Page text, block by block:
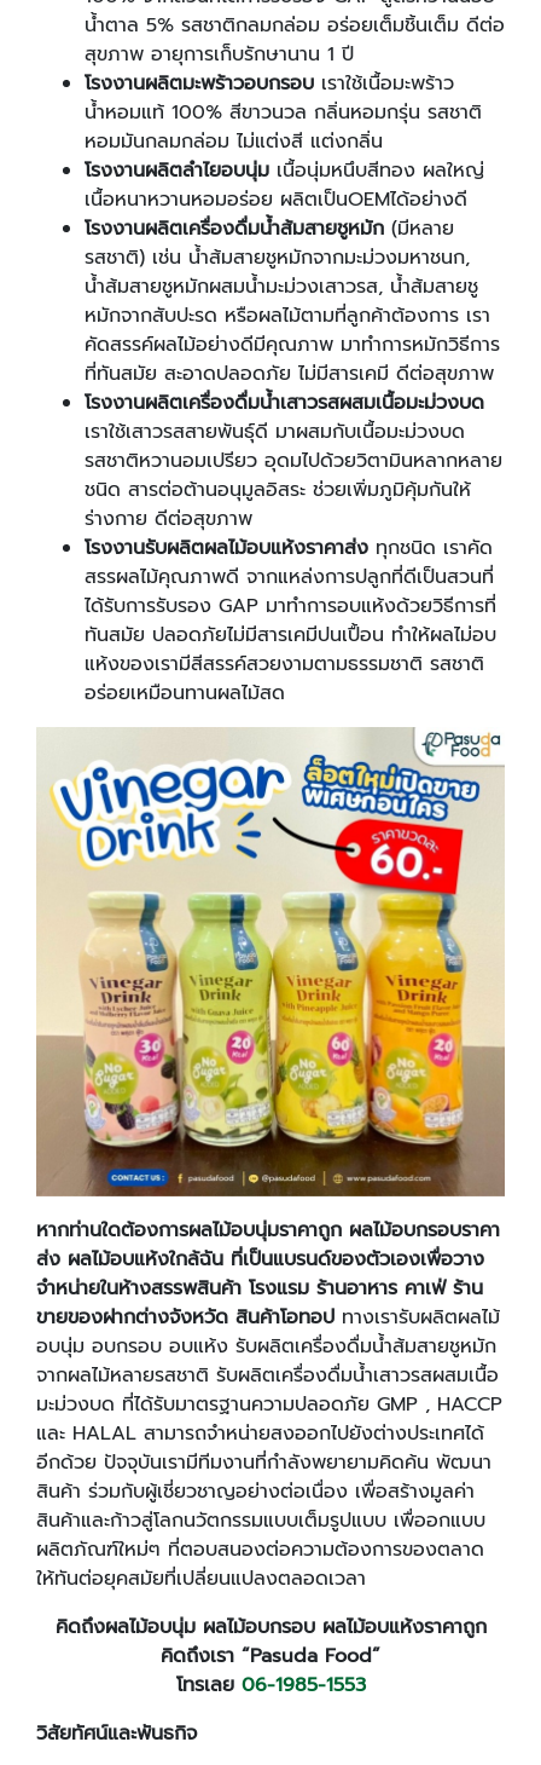
น้ำตาล 5% รสชาติกลมกล่อม อร่อยเต็มชิ้นเต็ม ดีต่อ
สุขภาพ อายุการเก็บรักษานาน 1 ปี
โรงงานผลิตมะพร้าวอบกรอบ เราใช้เนื้อมะพร้าว
น้ำหอมแท้ 100% สีขาวนวล กลิ่นหอมกรุ่น รสชาติ
หอมมันกลมกล่อม ไม่แต่งสี แต่งกลิ่น
โรงงานผลิตลำไยอบนุ่ม เนื้อนุ่มหนึบสีทอง ผลใหญ่
เนื้อหนาหวานหอมอร่อย ผลิตเป็นOEMได้อย่างดี
โรงงานผลิตเครื่องดื่มน้ำส้มสายชูหมัก (มีหลาย
รสชาติ) เช่น น้ำส้มสายชูหมักจากมะม่วงมหาชนก,
น้ำส้มสายชูหมักผสมน้ำมะม่วงเสาวรส, น้ำส้มสายชู
หมักจากสับปะรด หรือผลไม้ตามที่ลูกค้าต้องการ เรา
คัดสรรค์ผลไม้อย่างดีมีคุณภาพ มาทำการหมักวิธีการ
ที่ทันสมัย สะอาดปลอดภัย ไม่มีสารเคมี ดีต่อสุขภาพ
โรงงานผลิตเครื่องดื่มน้ำเสาวรสผสมเนื้อมะม่วงบด
เราใช้เสาวรสสายพันธุ์ดี มาผสมกับเนื้อมะม่วงบด
รสชาติหวานอมเปรียว อุดมไปด้วยวิตามินหลากหลาย
ชนิด สารต่อต้านอนุมูลอิสระ ช่วยเพิ่มภูมิคุ้มกันให้
ร่างกาย ดีต่อสุขภาพ
โรงงานรับผลิตผลไม้อบแห้งราคาส่ง ทุกชนิด เราคัด
สรรผลไม้คุณภาพดี จากแหล่งการปลูกที่ดีเป็นสวนที่
ได้รับการรับรอง GAP มาทำการอบแห้งด้วยวิธีการที่
ทันสมัย ปลอดภัยไม่มีสารเคมีปนเปื้อน ทำให้ผลไม่อบ
แห้งของเรามีสีสรรค์สวยงามตามธรรมชาติ รสชาติ
อร่อยเหมือนทานผลไม้สด
หากท่านใดต้องการผลไม้อบนุ่มราคาถูก ผลไม้อบกรอบราคา
ส่ง ผลไม้อบแห้งใกล้ฉัน ที่เป็นแบรนด์ของตัวเองเพื่อวาง
จำหน่ายในห้างสรรพสินค้า โรงแรม ร้านอาหาร คาเฟ่ ร้าน
ขายของฝากต่างจังหวัด สินค้าโอทอป ทางเรารับผลิตผลไม้
อบนุ่ม อบกรอบ อบแห้ง รับผลิตเครื่องดื่มน้ำส้มสายชูหมัก
จากผลไม้หลายรสชาติ รับผลิตเครื่องดื่มน้ำเสาวรสผสมเนื้อ
มะม่วงบด ที่ได้รับมาตรฐานความปลอดภัย GMP , HACCP
และ HALAL สามารถจำหน่ายสงออกไปยังต่างประเทศได้
อีกด้วย ปัจจุบันเรามีทีมงานที่กำลังพยายามคิดค้น พัฒนา
สินค้า ร่วมกับผู้เชี่ยวชาญอย่างต่อเนื่อง เพื่อสร้างมูลค่า
สินค้าและก้าวสู่โลกนวัตกรรมแบบเต็มรูปแบบ เพื่ออกแบบ
ผลิตภัณฑ์ใหม่ๆ ที่ตอบสนองต่อความต้องการของตลาด
ให้ทันต่อยุคสมัยที่เปลี่ยนแปลงตลอดเวลา
คิดถึงผลไม้อบนุ่ม ผลไม้อบกรอบ ผลไม้อบแห้งราคาถูก
คิดถึงเรา “Pasuda Food”
โทรเลย 06-1985-1553
วิสัยทัศน์และพันธกิจ